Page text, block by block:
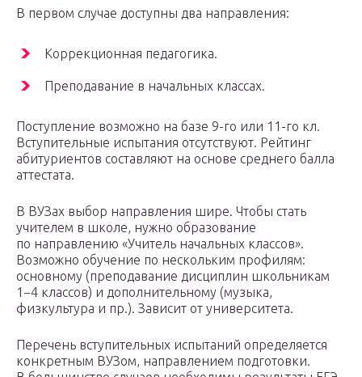
В первом случае доступны два направления:
Коррекционная педагогика.
Преподавание в начальных классах.
Поступление возможно на базе 9-го или 11-го кл.
Вступительные испытания отсутствуют. Рейтинг
абитуриентов составляют на основе среднего балла
аттестата.
В ВУЗах выбор направления шире. Чтобы стать
учителем в школе, нужно образование
по направлению «Учитель начальных классов».
Возможно обучение по нескольким профилям:
основному (преподавание дисциплин школьникам
1−4 классов) и дополнительному (музыка,
физкультура и пр.). Зависит от университета.
Перечень вступительных испытаний определяется
конкретным ВУЗом, направлением подготовки.